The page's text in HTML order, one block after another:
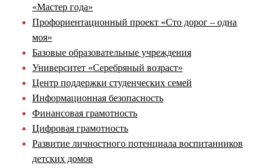
«Мастер года»
Профориентационный проект «Сто дорог – одна
моя»
Базовые образовательные учреждения
Университет «Серебряный возраст»
Центр поддержки студенческих семей
Информационная безопасность
Финансовая грамотность
Цифровая грамотность
Развитие личностного потенциала воспитанников
детских домов